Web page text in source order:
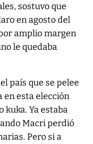
sostuvo que
en agosto del
amplio margen
le quedaba
país que se pelee
en esta elección
kuka. Ya estaba
Macri perdió
Pero si a